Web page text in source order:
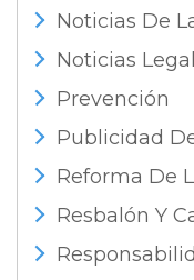
Noticias De
Noticias
Prevención
Publicidad
Reforma De
Resbalón Y